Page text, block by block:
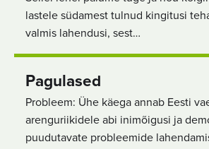
lastele südamest tulnud kingitusi
valmis lahendusi, sest…
Pagulased
Probleem: Ühe käega annab Eesti
arenguriikidele abi inimõigusi ja
puudutavate probleemide